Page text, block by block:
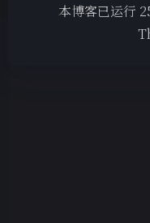
本博客已运行